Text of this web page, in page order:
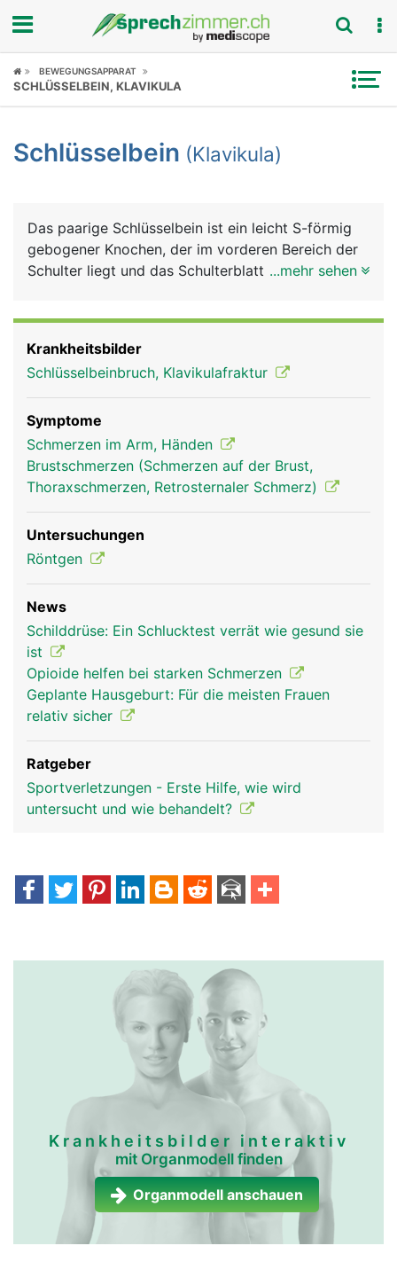
Fokus
Symptome
News
Rubriken
BEWEGUNGSAPPARAT
SCHLÜSSELBEIN, KLAVIKULA
Schlüsselbein (Klavikula)
Das paarige Schlüsselbein ist ein leicht S-förmig
gebogener Knochen, der im vorderen Bereich der
Schulter liegt und das Schulterblatt mit dem
zusammen den Schultergürtel. Beide haben eine
wichtige Funktion bei der Beweglichkeit und
Stabilisierung des Schultergelenks.
Schlüsselbein Frau
Mann
...mehr sehen
Krankheitsbilder
Schlüsselbeinbruch, Klavikulafraktur
Symptome
Schmerzen im Arm, Händen
Brustschmerzen (Schmerzen auf der Brust,
Thoraxschmerzen, Retrosternaler Schmerz)
Untersuchungen
Röntgen
News
Schilddrüse: Ein Schlucktest verrät wie gesund sie
ist
Opioide helfen bei starken Schmerzen
Geplante Hausgeburt: Für die meisten Frauen
relativ sicher
Ratgeber
Sportverletzungen - Erste Hilfe, wie wird
untersucht und wie behandelt?
Krankheitsbilder interaktiv
mit Organmodell finden
Organmodell anschauen